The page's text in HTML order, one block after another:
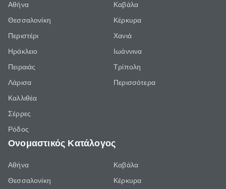
Αθήνα
Θεσσαλονίκη
Περιστέρι
Ηράκλειο
Πειραιάς
Λάρισα
Καλλιθέα
Σέρρες
Ρόδος
Καβάλα
Κέρκυρα
Χανιά
Ιωάννινα
Τρίπολη
Περισσότερα
Ονομαστικός Κατάλογος
Αθήνα
Θεσσαλονίκη
Καβάλα
Κέρκυρα